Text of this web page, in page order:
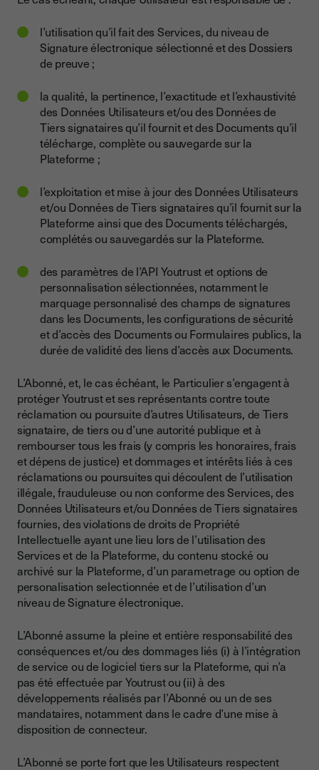
l’utilisation qu’il fait des Services, du niveau de
Signature électronique sélectionné et des Dossiers
de preuve ;
la qualité, la pertinence, l’exactitude et l’exhaustivité
des Données Utilisateurs et/ou des Données de
Tiers signataires qu’il fournit et des Documents qu’il
télécharge, complète ou sauvegarde sur la
Plateforme ;
l’exploitation et mise à jour des Données Utilisateurs
et/ou Données de Tiers signataires qu’il fournit sur la
Plateforme ainsi que des Documents téléchargés,
complétés ou sauvegardés sur la Plateforme.
des paramètres de l’API Youtrust et options de
personnalisation sélectionnées, notamment le
marquage personnalisé des champs de signatures
dans les Documents, les configurations de sécurité
et d’accès des Documents ou Formulaires publics, la
durée de validité des liens d’accès aux Documents.
L’Abonné, et, le cas échéant, le Particulier s’engagent à
protéger Youtrust et ses représentants contre toute
réclamation ou poursuite d’autres Utilisateurs, de Tiers
signataire, de tiers ou d’une autorité publique et à
rembourser tous les frais (y compris les honoraires, frais
et dépens de justice) et dommages et intérêts liés à ces
réclamations ou poursuites qui découlent de l’utilisation
illégale, frauduleuse ou non conforme des Services, des
Données Utilisateurs et/ou Données de Tiers signataires
fournies, des violations de droits de Propriété
Intellectuelle ayant une lieu lors de l’utilisation des
Services et de la Plateforme, du contenu stocké ou
archivé sur la Plateforme, d’un parametrage ou option de
personalisation selectionnée et de l’utilisation d’un
niveau de Signature électronique.
L’Abonné assume la pleine et entière responsabilité des
conséquences et/ou des dommages liés (i) à l’intégration
de service ou de logiciel tiers sur la Plateforme, qui n’a
pas été effectuée par Youtrust ou (ii) à des
développements réalisés par l’Abonné ou un de ses
mandataires, notamment dans le cadre d’une mise à
disposition de connecteur.
L’Abonné se porte fort que les Utilisateurs respectent